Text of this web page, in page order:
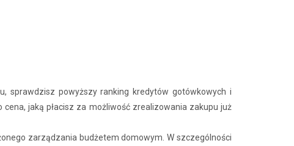
sprawdzisz powyższy ranking kredytów gotówkowych i
jaką płacisz za możliwość zrealizowania zakupu już
zarządzania budżetem domowym. W szczególności